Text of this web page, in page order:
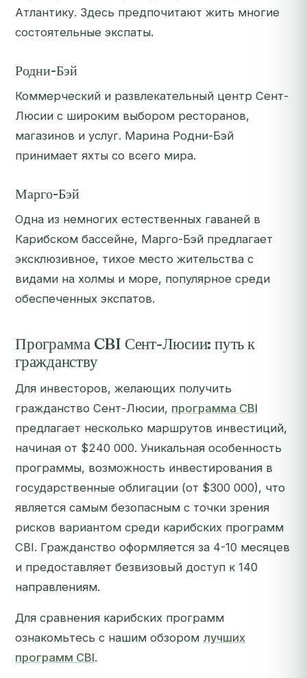
Атлантику. Здесь предпочитают жить многие
состоятельные экспаты.
Родни-Бэй
Коммерческий и развлекательный центр Сент-
Люсии с широким выбором ресторанов,
магазинов и услуг. Марина Родни-Бэй
принимает яхты со всего мира.
Марго-Бэй
Одна из немногих естественных гаваней в
Карибском бассейне, Марго-Бэй предлагает
эксклюзивное, тихое место жительства с
видами на холмы и море, популярное среди
обеспеченных экспатов.
Программа CBI Сент-Люсии: путь к
гражданству
Для инвесторов, желающих получить
гражданство Сент-Люсии, программа CBI
предлагает несколько маршрутов инвестиций,
начиная от $240 000. Уникальная особенность
программы, возможность инвестирования в
государственные облигации (от $300 000), что
является самым безопасным с точки зрения
рисков вариантом среди карибских программ
CBI. Гражданство оформляется за 4-10 месяцев
и предоставляет безвизовый доступ к 140
направлениям.
Для сравнения карибских программ
ознакомьтесь с нашим обзором лучших
программ CBI.